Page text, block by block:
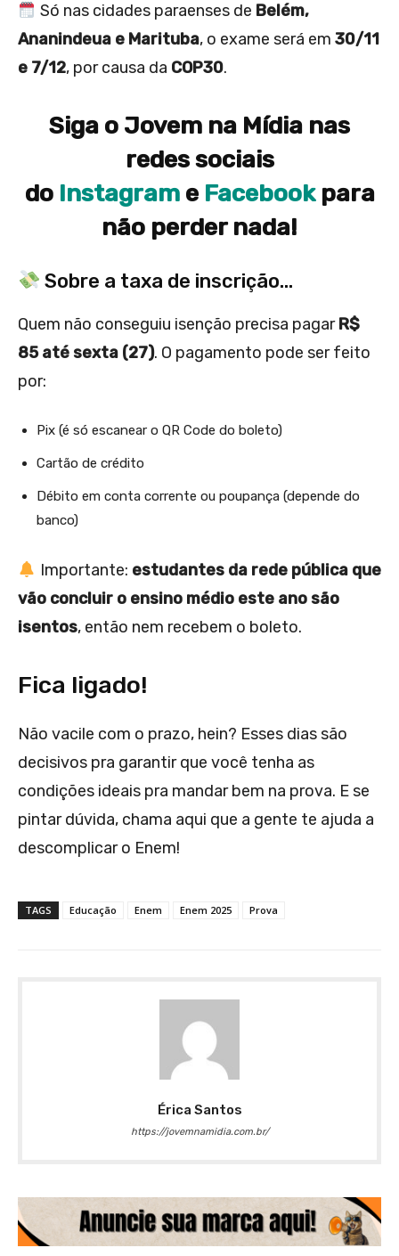
Só nas cidades paraenses de Belém,
Ananindeua e Marituba, o exame será em 30/11
e 7/12, por causa da COP30.
Siga o Jovem na Mídia nas
redes sociais
do Instagram e Facebookpara
não perder nada!
Sobre a taxa de inscrição…
Quem não conseguiu isenção precisa pagarR$
85 até sexta (27). O pagamento pode ser feito
por:
Pix (é só escanear o QR Code do boleto)
Cartão de crédito
Débito em conta corrente ou poupança (depende do
banco)
Importante: estudantes da rede pública que
vão concluir o ensino médio este ano são
isentos, então nem recebem o boleto.
Fica ligado!
Não vacile com o prazo, hein? Esses dias são
decisivos pra garantir que você tenha as
condições ideais pra mandar bem na prova. E se
pintar dúvida, chama aqui que a gente te ajuda a
descomplicar o Enem!
TAGS Educação Enem Enem 2025 Prova
Érica Santos
https://jovemnamidia.com.br/